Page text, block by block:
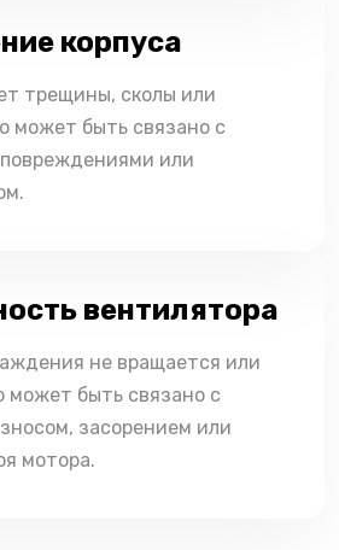
корпуса
трещины, сколы или
может быть связано с
или
вентилятора
не вращается или
быть связано с
засорением или
мотора.